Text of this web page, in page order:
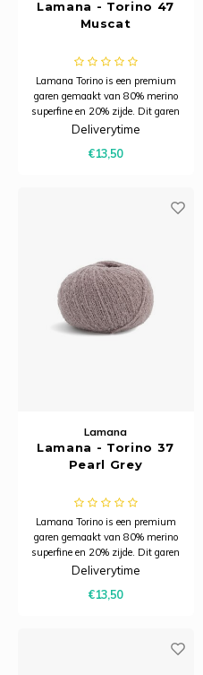
Lamana - Torino 47
Muscat
Lamana Torino is een premium
garen gemaakt van 80% merino
superfine en 20% zijde. Dit garen
combineert de zachtheid en
subtiele glans van zijde.
Deliverytime
€13,50
Lamana
Lamana - Torino 37
Pearl Grey
Lamana Torino is een premium
garen gemaakt van 80% merino
superfine en 20% zijde. Dit garen
combineert de zachtheid en
subtiele glans van zijde.
Deliverytime
€13,50